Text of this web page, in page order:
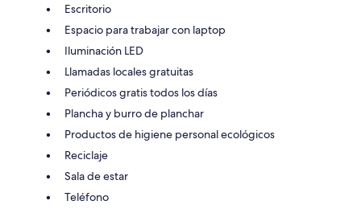
Escritorio
Espacio para trabajar con laptop
Iluminación LED
Llamadas locales gratuitas
Periódicos gratis todos los días
Plancha y burro de planchar
Productos de higiene personal ecológicos
Reciclaje
Sala de estar
Teléfono